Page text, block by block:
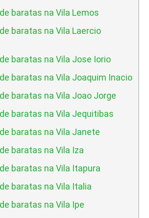
baratas na Vila Lemos
baratas na Vila Laercio
baratas na Vila Jose Iorio
baratas na Vila Joaquim Inacio
baratas na Vila Joao Jorge
baratas na Vila Jequitibas
baratas na Vila Janete
baratas na Vila Iza
baratas na Vila Itapura
baratas na Vila Italia
baratas na Vila Ipe